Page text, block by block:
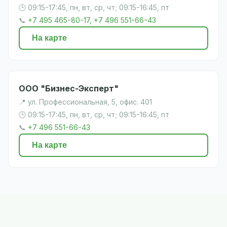
🕒 09:15-17:45, пн, вт, ср, чт; 09:15-16:45, пт
📞 +7 495 465-80-17, +7 496 551-66-43
На карте
ООО "Бизнес-Эксперт"
📍 ул. Профессиональная, 5, офис. 401
🕒 09:15-17:45, пн, вт, ср, чт; 09:15-16:45, пт
📞 +7 496 551-66-43
На карте